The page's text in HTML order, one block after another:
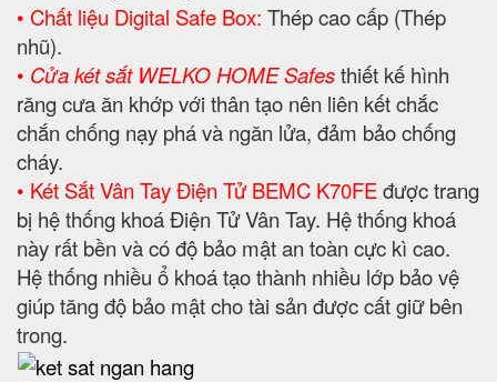
• Chất liệu Digital Safe Box: Thép cao cấp (Thép
nhũ).
• Cửa két sắt WELKO HOME Safesthiết kế hình
răng cưa ăn khớp với thân tạo nên liên kết chắc
chắn chống nạy phá và ngăn lửa, đảm bảo chống
cháy.
• Két Sắt Vân Tay Điện Tử BEMC K70FEđược trang
bị hệ thống khoá Điện Tử Vân Tay. Hệ thống khoá
này rất bền và có độ bảo mật an toàn cực kì cao.
Hệ thống nhiều ổ khoá tạo thành nhiều lớp bảo vệ
giúp tăng độ bảo mật cho tài sản được cất giữ bên
trong.